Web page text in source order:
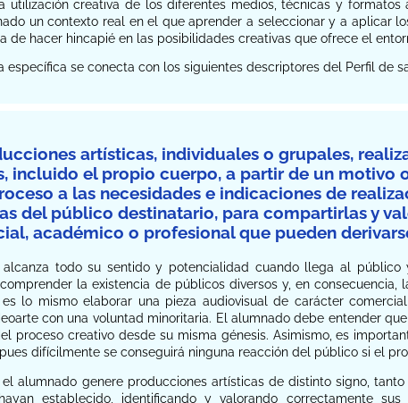
utilización creativa de los diferentes medios, técnicas y
un contexto real en el que aprender a seleccionar y a aplicar
de hacer hincapié en las posibilidades creativas que ofrece el
específica se conecta con los siguientes descriptores del Perfil de
artísticas, individuales o grupales,
incluido el propio cuerpo, a partir de un motivo
a las necesidades e indicaciones de
del público destinatario, para compartirlas y
académico o profesional que pueden
alcanza todo su sentido y potencialidad cuando llega al
la existencia de públicos diversos y, en
lo mismo elaborar una pieza audiovisual de carácter
con una voluntad minoritaria. El alumnado debe entender
proceso creativo desde su misma génesis. Asimismo, es
difícilmente se conseguirá ninguna reacción del público si el
alumnado genere producciones artísticas de distinto signo,
establecido, identificando y valorando correctamente